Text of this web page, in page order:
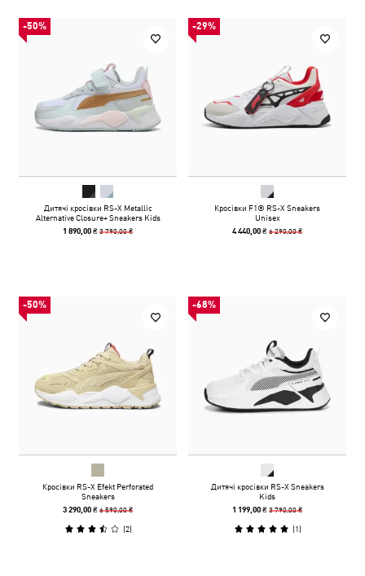
-50%
Дитячі кросівки RS-X Metallic
Alternative Closure+ Sneakers Kids
1 890,00 ₴3 790,00 ₴
-29%
Кросівки F1® RS-X Sneakers
Unisex
4 440,00 ₴6 290,00 ₴
-50%
Кросівки RS-X Efekt Perforated
Sneakers
3 290,00 ₴6 590,00 ₴
(2)
-68%
Дитячі кросівки RS-X Sneakers
Kids
1 199,00 ₴3 790,00 ₴
(1)